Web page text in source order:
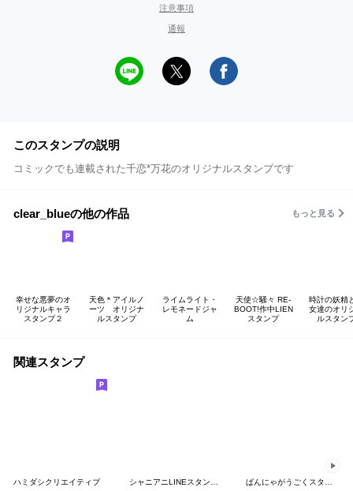
注意事項
通報
このスタンプの説明
コミックでも連載された千恋*万花のオリジナルスタンプです
clear_blueの他の作品 もっと見る
幸せな悪夢のオ
リジナルキャラ
スタンプ２
天色＊アイルノ
ーツ オリジナ
ルスタンプ
ライムライト・
レモネードジャ
ム
天使☆騒々 RE-
BOOT!作中LIEN
スタンプ
時計の妖精
女達のオリ
ルスタン
関連スタンプ
ハミダシクリエイティブ シャニアニLINEスタンプvol.1 ぱんにゃがうごくスタンプ！ 第２弾